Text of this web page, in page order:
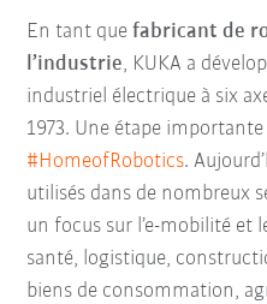
En tant quefabricant de
l’industrie, KUKA a
industriel électrique à six
1973. Une étape
#HomeofRobotics.
utilisés dans de nombreux
un focus sur l’e-mobilité et
santé, logistique,
biens de consommation,